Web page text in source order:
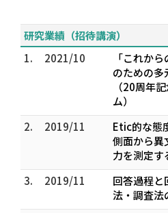
研究業績（招待講演）
1.
2021/10
「これか
のための多
（20周年
ム）
2.
2019/11
Etic的な態
側面から異
力を測定す
3.
2019/11
回答過程と
法・調査法